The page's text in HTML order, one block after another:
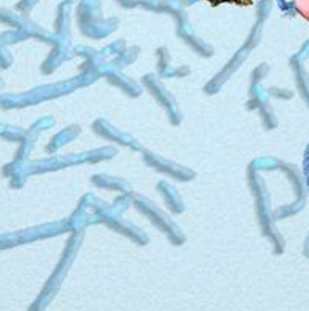
les kinés pourront
bientôt faire
TDAH : quel est ce
traitement autorisé aux
États-Unis ?